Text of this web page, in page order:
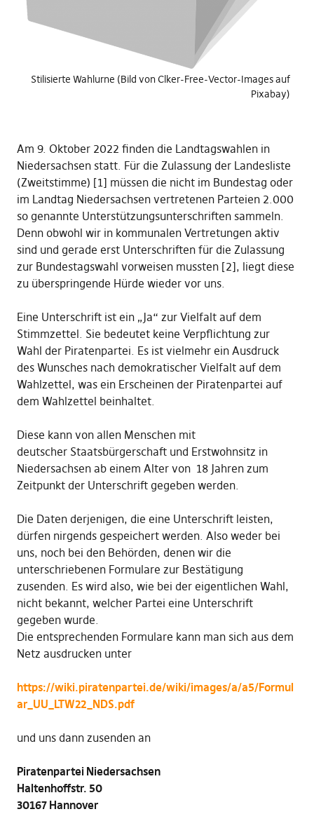
Stilisierte Wahlurne (Bild von Clker-Free-Vector-Images auf
Pixabay)
Am 9. Oktober 2022 finden die Landtagswahlen in
Niedersachsen statt. Für die Zulassung der Landesliste
(Zweitstimme) [1] müssen die nicht im Bundestag oder
im Landtag Niedersachsen vertretenen Parteien 2.000
so genannte Unterstützungsunterschriften sammeln.
Denn obwohl wir in kommunalen Vertretungen aktiv
sind und gerade erst Unterschriften für die Zulassung
zur Bundestagswahl vorweisen mussten [2], liegt diese
zu überspringende Hürde wieder vor uns.
Eine Unterschrift ist ein „Ja“ zur Vielfalt auf dem
Stimmzettel. Sie bedeutet keine Verpflichtung zur
Wahl der Piratenpartei. Es ist vielmehr ein Ausdruck
des Wunsches nach demokratischer Vielfalt auf dem
Wahlzettel, was ein Erscheinen der Piratenpartei auf
dem Wahlzettel beinhaltet.
Diese kann von allen Menschen mit
deutscher Staatsbürgerschaft und Erstwohnsitz in
Niedersachsen ab einem Alter von 18 Jahren zum
Zeitpunkt der Unterschrift gegeben werden.
Die Daten derjenigen, die eine Unterschrift leisten,
dürfen nirgends gespeichert werden. Also weder bei
uns, noch bei den Behörden, denen wir die
unterschriebenen Formulare zur Bestätigung
zusenden. Es wird also, wie bei der eigentlichen Wahl,
nicht bekannt, welcher Partei eine Unterschrift
gegeben wurde.
Die entsprechenden Formulare kann man sich aus dem
Netz ausdrucken unter
https://wiki.piratenpartei.de/wiki/images/a/a5/Formul
ar_UU_LTW22_NDS.pdf
und uns dann zusenden an
Piratenpartei Niedersachsen
Haltenhoffstr. 50
30167 Hannover